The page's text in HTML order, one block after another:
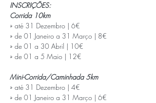
INSCRIÇÕES:
Corrida 10km
» até 31 Dezembro | 6€
» de 01 Janeiro a 31 Março | 8€
» de 01 a 30 Abril | 10€
Mini-Corrida/Caminhada 5km
» até 31 Dezembro | 4€
» de 01 Janeiro a 31 Março | 6€